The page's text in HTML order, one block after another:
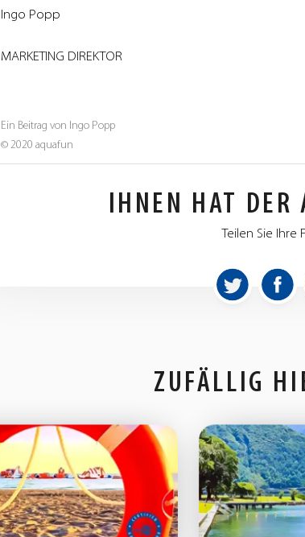
Ingo Popp
MARKETING DIREKTOR
Ein Beitrag von Ingo Popp
© 2020 aquafun
IHNEN HAT DER
Teilen Sie
ZUFÄLLIG